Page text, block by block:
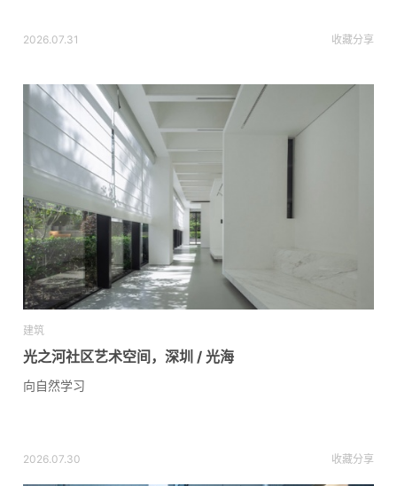
2026.07.31 收藏分享
建筑
光之河社区艺术空间，深圳 / 光海
向自然学习
2026.07.30 收藏分享